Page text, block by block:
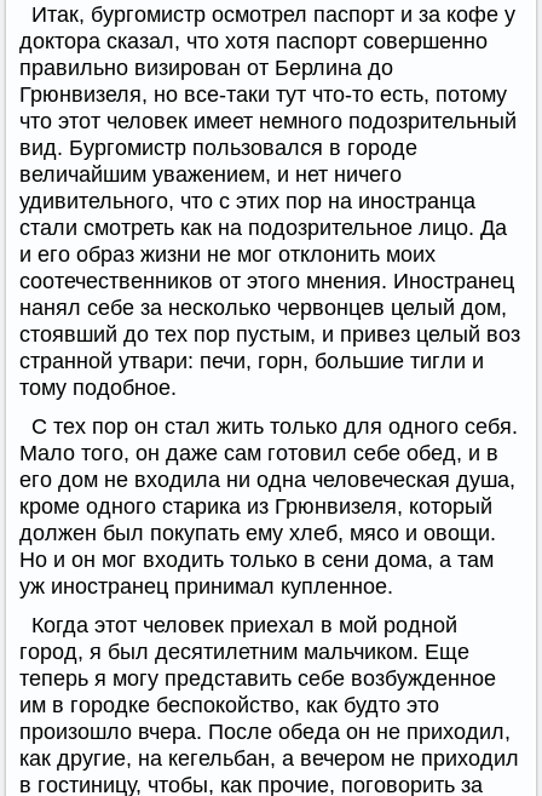
Итак, бургомистр осмотрел паспорт и за кофе у
доктора сказал, что хотя паспорт совершенно
правильно визирован от Берлина до
Грюнвизеля, но все-таки тут что-то есть, потому
что этот человек имеет немного подозрительный
вид. Бургомистр пользовался в городе
величайшим уважением, и нет ничего
удивительного, что с этих пор на иностранца
стали смотреть как на подозрительное лицо. Да
и его образ жизни не мог отклонить моих
соотечественников от этого мнения. Иностранец
нанял себе за несколько червонцев целый дом,
стоявший до тех пор пустым, и привез целый воз
странной утвари: печи, горн, большие тигли и
тому подобное.
С тех пор он стал жить только для одного себя.
Мало того, он даже сам готовил себе обед, и в
его дом не входила ни одна человеческая душа,
кроме одного старика из Грюнвизеля, который
должен был покупать ему хлеб, мясо и овощи.
Но и он мог входить только в сени дома, а там
уж иностранец принимал купленное.
Когда этот человек приехал в мой родной
город, я был десятилетним мальчиком. Еще
теперь я могу представить себе возбужденное
им в городке беспокойство, как будто это
произошло вчера. После обеда он не приходил,
как другие, на кегельбан, а вечером не приходил
в гостиницу, чтобы, как прочие, поговорить за